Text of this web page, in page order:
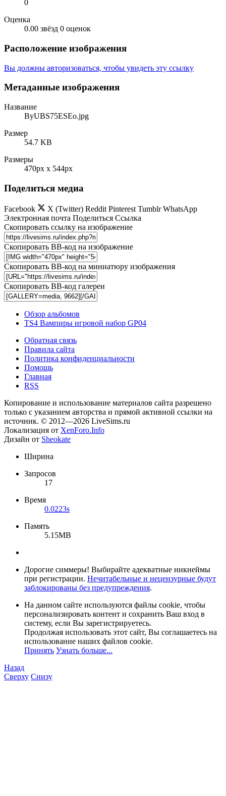
0
Оценка
0.00 звёзд 0 оценок
Расположение изображения
Вы должны авторизоваться, чтобы увидеть эту ссылку
Метаданные изображения
Название
ByUBS75ESEo.jpg
Размер
54.7 KB
Размеры
470px x 544px
Поделиться медиа
Facebook X (Twitter) Reddit Pinterest Tumblr WhatsApp
Электронная почта Поделиться Ссылка
Скопировать ссылку на изображение
Скопировать BB-код на изображение
Скопировать BB-код на миниатюру изображения
Скопировать BB-код галереи
Обзор альбомов
TS4 Вампиры игровой набор GP04
Обратная связь
Правила сайта
Политика конфиденциальности
Помощь
Главная
RSS
Копирование и использование материалов сайта разрешено
только с указанием авторства и прямой активной ссылки на
источник. © 2012—2026 LiveSims.ru
Локализация от XenForo.Info
Дизайн от Sheokate
Ширина
Запросов
17
Время
0.0223s
Память
5.15MB
Дорогие симмеры! Выбирайте адекватные никнеймы
при регистрации. Нечитабельные и нецензурные будут
заблокированы без предупреждения.
На данном сайте используются файлы cookie, чтобы
персонализировать контент и сохранить Ваш вход в
систему, если Вы зарегистрируетесь.
Продолжая использовать этот сайт, Вы соглашаетесь на
использование наших файлов cookie.
Принять Узнать больше...
Назад
Сверху Снизу